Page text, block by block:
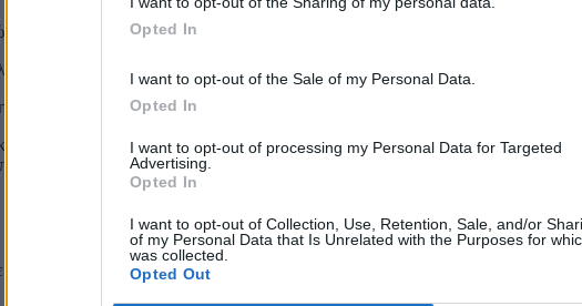
Opted In
I want to opt-out of the Sale of my Personal Data.
Opted In
I want to opt-out of processing my Personal Data for Targeted
Advertising.
Opted In
I want to opt-out of Collection, Use, Retention, Sale, and/or
of my Personal Data that Is Unrelated with the Purposes for
was collected.
Opted Out
σε χώρες όπως η Πολωνία,
πυρηνικές ασκήσεις,
Σχεδιασμού του ΝΑΤΟ.
«ικανότητα ταχείας πυρηνικής συναρμολόγησης» – δηλαδή υποδομές
πυρηνικούς σταθμούς, εγκαταστάσεις εμπλουτισμού και πολιτική
υπογραμμίζει ότι η γαλλική αποτροπή δεν ισοδυναμεί με τη δομημένη